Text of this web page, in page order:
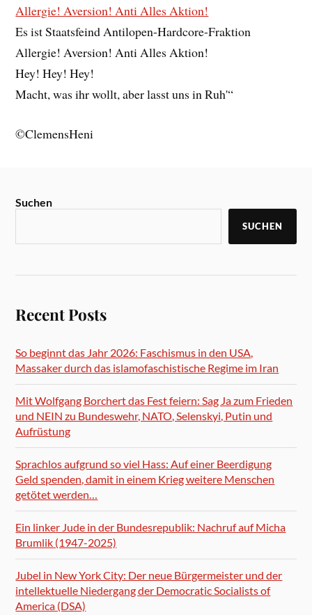
Allergie! Aversion! Anti Alles Aktion!
Es ist Staatsfeind Antilopen-Hardcore-Fraktion
Allergie! Aversion! Anti Alles Aktion!
Hey! Hey! Hey!
Macht, was ihr wollt, aber lasst uns in Ruh'“
©ClemensHeni
Suchen
SUCHEN
Recent Posts
So beginnt das Jahr 2026: Faschismus in den USA,
Massaker durch das islamofaschistische Regime im Iran
Mit Wolfgang Borchert das Fest feiern: Sag Ja zum Frieden
und NEIN zu Bundeswehr, NATO, Selenskyi, Putin und
Aufrüstung
Sprachlos aufgrund so viel Hass: Auf einer Beerdigung
Geld spenden, damit in einem Krieg weitere Menschen
getötet werden…
Ein linker Jude in der Bundesrepublik: Nachruf auf Micha
Brumlik (1947-2025)
Jubel in New York City: Der neue Bürgermeister und der
intellektuelle Niedergang der Democratic Socialists of
America (DSA)